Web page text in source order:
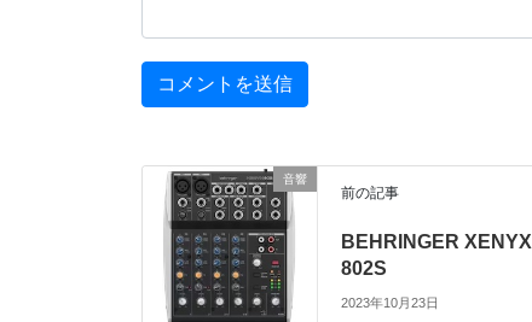
音響
前の記事
BEHRINGER XENYX
802S
2023年10月23日